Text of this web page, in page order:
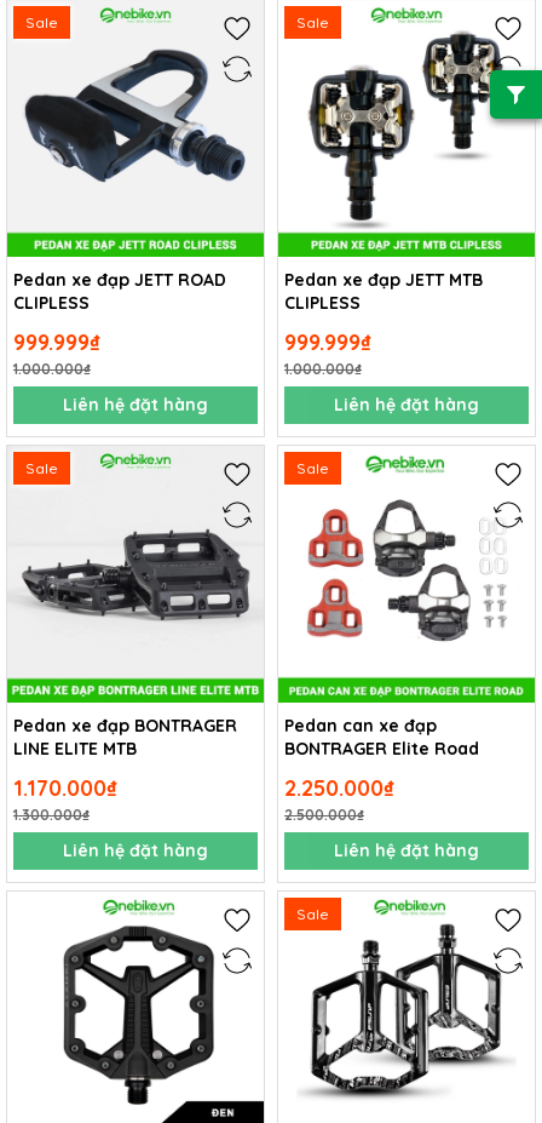
Sale
Pedan xe đạp JETT ROAD
CLIPLESS
999.999₫
1.000.000₫
Liên hệ đặt hàng
Sale
Pedan xe đạp JETT MTB
CLIPLESS
999.999₫
1.000.000₫
Liên hệ đặt hàng
Sale
Pedan xe đạp BONTRAGER
LINE ELITE MTB
1.170.000₫
1.300.000₫
Liên hệ đặt hàng
Sale
Pedan can xe đạp
BONTRAGER Elite Road
2.250.000₫
2.500.000₫
Liên hệ đặt hàng
Sale